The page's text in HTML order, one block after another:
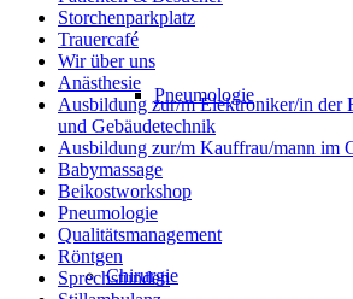
Pneumologie
Chirurgie
Storchenparkplatz
Trauercafé
Wir über uns
Anästhesie
Ausbildung zur/m Elektroniker/in der
und Gebäudetechnik
Ausbildung zur/m Kauffrau/mann im
Babymassage
Beikostworkshop
Pneumologie
Qualitätsmanagement
Röntgen
Sprechstunden